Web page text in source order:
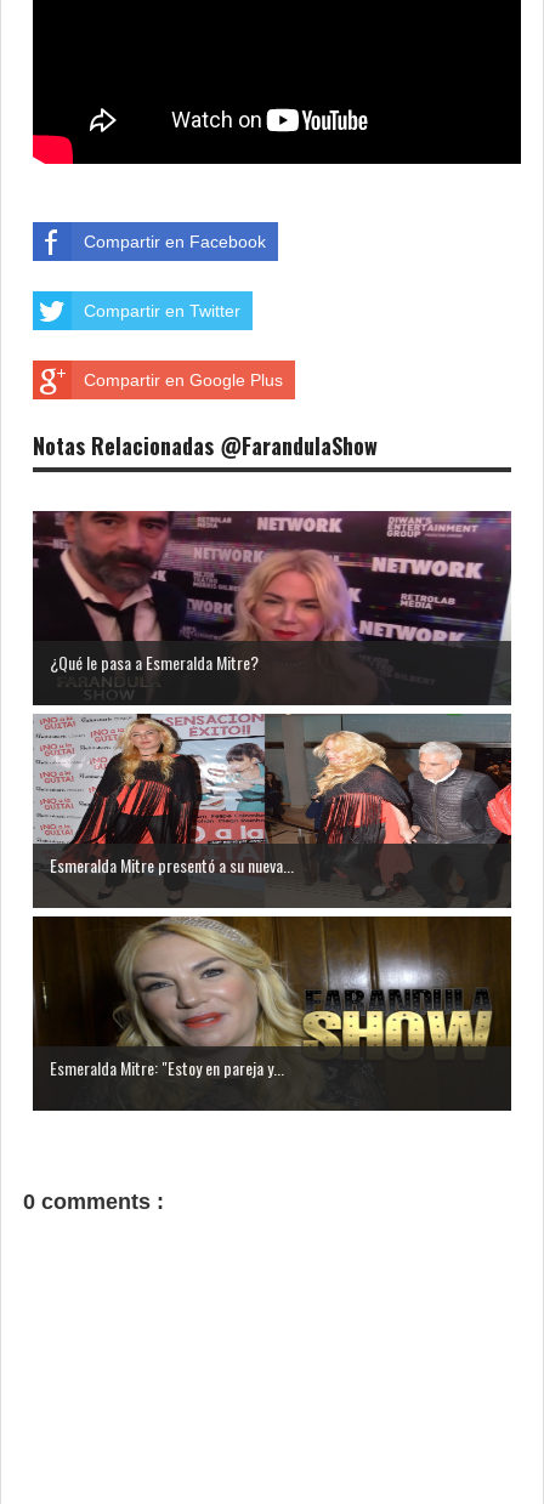
Compartir en Facebook
Compartir en Twitter
Compartir en Google Plus
Notas Relacionadas @FarandulaShow
¿Qué le pasa a Esmeralda Mitre?
Esmeralda Mitre presentó a su nueva...
Esmeralda Mitre: "Estoy en pareja y...
0 comments :